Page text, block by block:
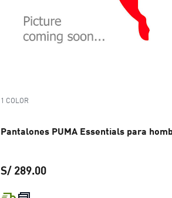
1 COLOR
Pantalones PUMA Essentials para
S/ 289.00